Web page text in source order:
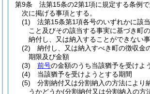
第9条
法第15条の2第1項に規定する条例で
次に掲げる事項とする。
(1)
法第15条第1項各号のいずれかに該
こと及びその該当する事実に基づき町
納付し、又は納入することができない
(2)
納付し、又は納入すべき町の徴収金
期限及び金額
(3)
前号の金額のうち当該猶予を受けよ
(4)
当該猶予を受けようとする期間
(5)
分割納付又は分割納入の方法により
うかどうか(分割納付又は分割納入の方